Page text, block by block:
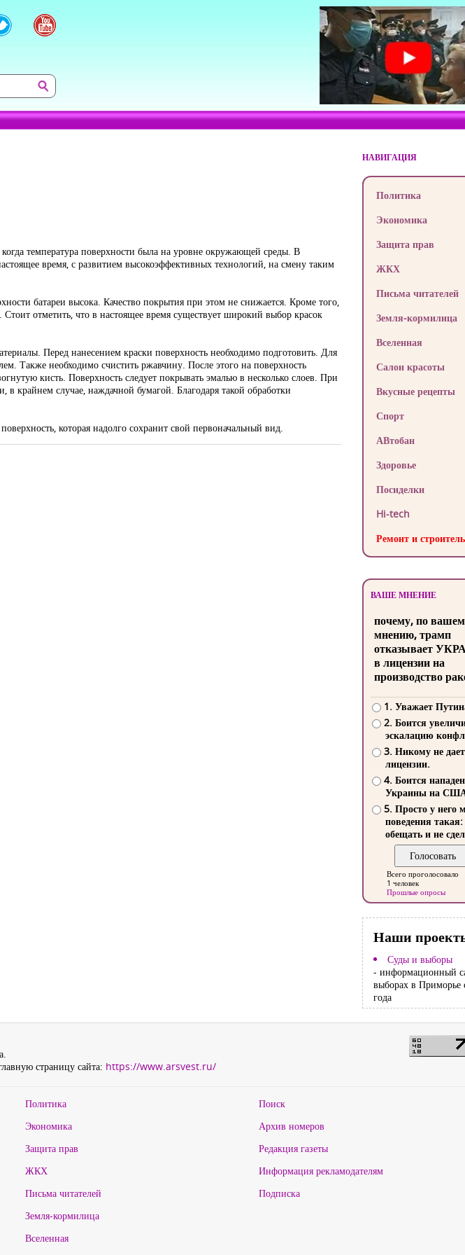
температура поверхности была на уровне окружающей среды. В
время, с развитием высокоэффективных технологий, на смену таким
батареи высока. Качество покрытия при этом не снижается. Кроме того,
Стоит отметить, что в настоящее время существует широкий выбор красок
Перед нанесением краски поверхность необходимо подготовить. Для
Также необходимо счистить ржавчину. После этого на поверхность
кисть. Поверхность следует покрывать эмалью в несколько слоев. При
крайнем случае, наждачной бумагой. Благодаря такой обработки
которая надолго сохранит свой первоначальный вид.
НАВИГАЦИЯ
Политика
Экономика
Защита прав
ЖКХ
Письма читателей
Земля-кормилица
Вселенная
Салон красоты
Вкусные рецепты
Спорт
АВтобан
Здоровье
Посиделки
Hi-tech
Ремонт и
ВАШЕ МНЕНИЕ
почему, по
мнению, трамп
отказывает
в лицензии на
производство
1. Уважает
2. Боится
эскалацию
3. Никому не
лицензии.
4. Боится
Украины на
5. Просто у него
поведения такая:
обещать и не
Всего проголосовало
1 человек
Прошлые опросы
Наши
Суды и выборы
- информационный
выборах в Приморье
года
страницу сайта: https://www.arsvest.ru/
Политика
Экономика
Защита прав
ЖКХ
Письма читателей
Земля-кормилица
Вселенная
Поиск
Архив номеров
Редакция газеты
Информация рекламодателям
Подписка